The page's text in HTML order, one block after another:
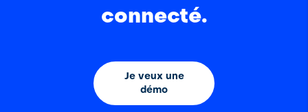
connecté.
Je veux une
démo